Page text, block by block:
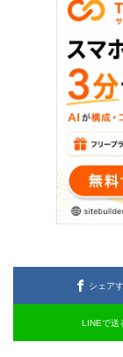
シェア
LINEで送